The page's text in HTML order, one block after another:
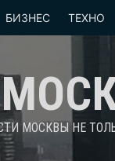
БИЗНЕС ТЕХНО
МОСКВЫ НЕ